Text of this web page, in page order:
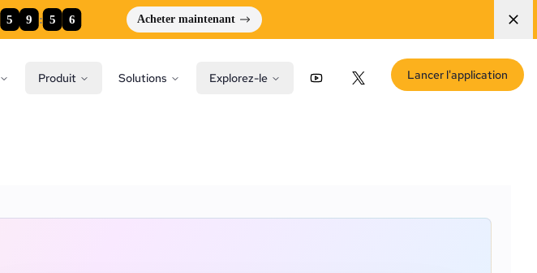
5 9 : 5 5 Acheter maintenant
Produit Solutions Explorez-le YouTubeX (Twitter)
Lancer l'application